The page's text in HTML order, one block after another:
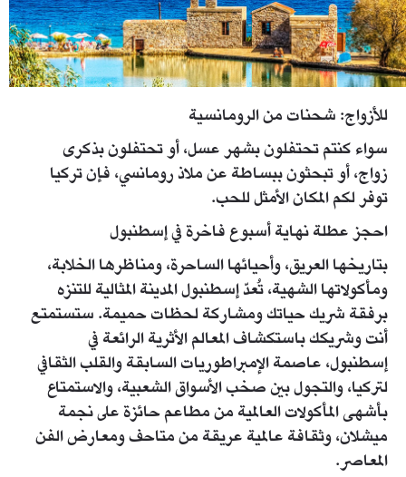
للأزواج: شحنات من الرومانسية
سواء كنتم تحتفلون بشهر عسل، أو تحتفلون بذكرى
زواج، أو تبحثون ببساطة عن ملاذ رومانسي، فإن تركيا
توفر لكم المكان الأمثل للحب.
احجز عطلة نهاية أسبوع فاخرة في إسطنبول
بتاريخها العريق، وأحيائها الساحرة، ومناظرها الخلابة،
ومأكولاتها الشهية، تُعدّ إسطنبول المدينة المثالية للتنزه
برفقة شريك حياتك ومشاركة لحظات حميمة. ستستمتع
أنت وشريكك باستكشاف المعالم الأثرية الرائعة في
إسطنبول، عاصمة الإمبراطوريات السابقة والقلب الثقافي
لتركيا، والتجول بين صخب الأسواق الشعبية، والاستمتاع
بأشهى المأكولات العالمية من مطاعم حائزة على نجمة
ميشلان، وثقافة عالمية عريقة من متاحف ومعارض الفن
المعاصر.